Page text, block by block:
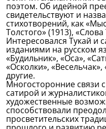
поэтом. Об идейной
свидетельствуют и
стихотворений, как
Толстого» (1913),
Интересовался Тукай и
изданиями на русском
«Будильник», «Оса»,
«Осколки»,
другие.
Многосторонние связи
сатирой и
художественные
способствовали
просветительских